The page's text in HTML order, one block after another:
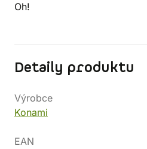
Oh!
Detaily produktu
Výrobce
Konami
EAN